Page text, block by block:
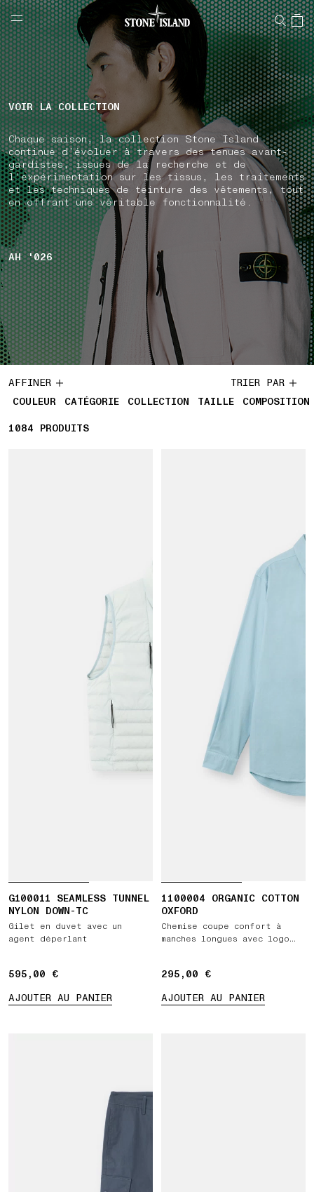
NAVIGATION.ARIA.GOTOMAINCONTENT
LABEL.SHOPPINGCOUNTRY BELGIQUE
VOIR LA COLLECTION
Chaque saison, la collection Stone Island
continue d’évoluer à travers des tenues avant-
gardistes, issues de la recherche et de
l'expérimentation sur les tissus, les traitements
et les techniques de teinture des vêtements, tout
en offrant une véritable fonctionnalité.
AH '026
AFFINER
COULEUR
CATÉGORIE COLLECTION TAILLE COMPOSITION
TRIER PAR
1084 1084 PRODUITS
PRODUITS
G100011 SEAMLESS TUNNEL
NYLON DOWN-TC
Gilet en duvet avec un
agent déperlant
595,00 €
595,00 €
AJOUTER AU PANIER
1100004 ORGANIC COTTON
OXFORD
Chemise coupe confort à
manches longues avec logo
295,00 €
295,00 €
AJOUTER AU PANIER